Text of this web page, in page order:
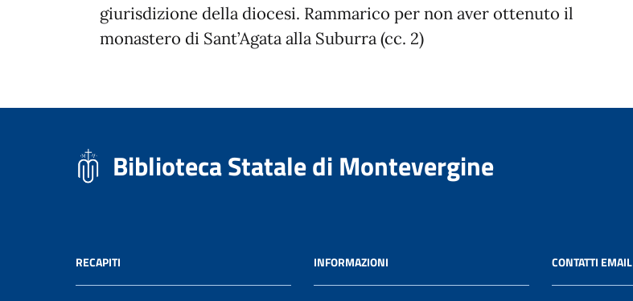
giurisdizione della diocesi. Rammarico per non aver ottenuto il
monastero di Sant’Agata alla Suburra (cc. 2)
Biblioteca Statale di Montevergine
RECAPITI INFORMAZIONI CONTATTI EMAIL